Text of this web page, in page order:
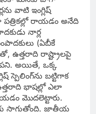
వాటి ఇంగ్లిష్‌
పత్రికల్లో రాయడం అనేది
నార్ల
(ఏబీకే
ఉత్తరాది రాష్ట్రాలపై
అయితే, ఒక్క
స్పెలింగ్‌ను బట్టిగాక
భాషల్లో ఎలా
మొదలెట్టారు.
సాగుతోంది. జాతీయ